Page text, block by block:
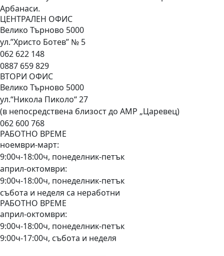
Арбанаси.
ЦЕНТРАЛЕН ОФИС
Велико Търново 5000
ул.”Христо Ботев” № 5
062 622 148
0887 659 829
ВТОРИ ОФИС
Велико Търново 5000
ул.“Никола Пиколо“ 27
(в непосредствена близост до АМР „Царевец)
062 600 768
РАБОТНО ВРЕМЕ
ноември-март:
9:00ч-18:00ч, понеделник-петък
април-октомври:
9:00ч-18:00ч, понеделник-петък
събота и неделя са неработни
РАБОТНО ВРЕМЕ
април-октомври:
9:00ч-18:00ч, понеделник-петък
9:00ч-17:00ч, събота и неделя